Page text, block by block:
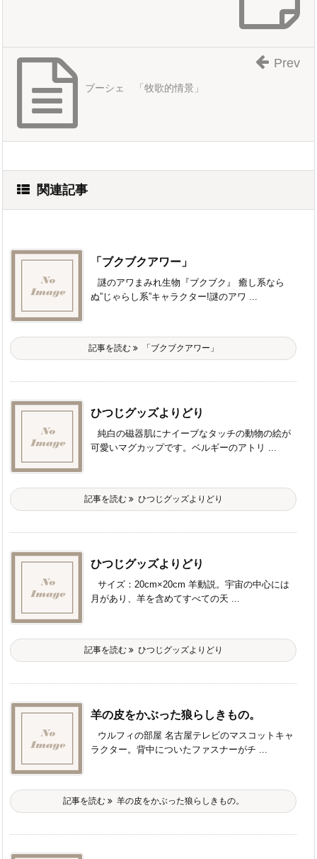
ブーシェ 「牧歌的情景」
Prev
関連記事
「ブクブクアワー」
謎のアワまみれ生物『ブクブク』 癒し系なら
ぬ”じゃらし系”キャラクター!謎のアワ ...
記事を読む 「ブクブクアワー」
ひつじグッズよりどり
純白の磁器肌にナイーブなタッチの動物の絵が
可愛いマグカップです。ベルギーのアトリ ...
記事を読む ひつじグッズよりどり
ひつじグッズよりどり
サイズ：20cm×20cm 羊動説。宇宙の中心には
月があり、羊を含めてすべての天 ...
記事を読む ひつじグッズよりどり
羊の皮をかぶった狼らしきもの。
ウルフィの部屋 名古屋テレビのマスコットキャ
ラクター。背中についたファスナーがチ ...
記事を読む 羊の皮をかぶった狼らしきもの。